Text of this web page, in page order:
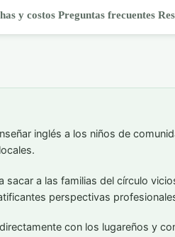
y costos Preguntas frecuentes
inglés a los niños de
sacar a las familias del círculo
perspectivas
con los lugareños y